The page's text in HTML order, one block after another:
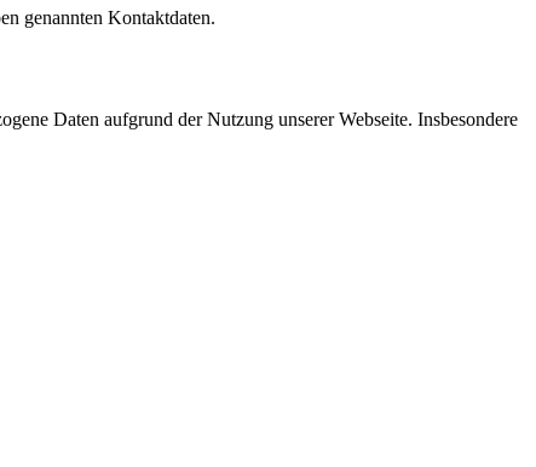
genannten Kontaktdaten.
Daten aufgrund der Nutzung unserer Webseite. Insbesondere